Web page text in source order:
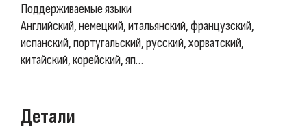
Поддерживаемые языки
Английский, немецкий, итальянский, французский,
испанский, португальский, русский, хорватский,
китайский, корейский, яп…
Детали